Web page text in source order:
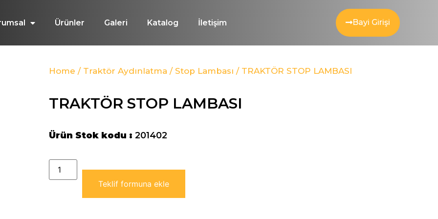
Ürünler Galeri Katalog İletişim Bayi Girişi
Home / Traktör Aydınlatma / Stop Lambası / TRAKTÖR STOP LAMBASI
TRAKTÖR STOP LAMBASI
Ürün Stok kodu : 201402
Teklif formuna ekle